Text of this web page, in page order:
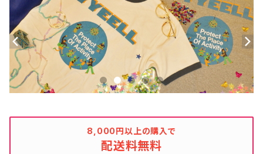
8,000円以上の購入で
配送料無料